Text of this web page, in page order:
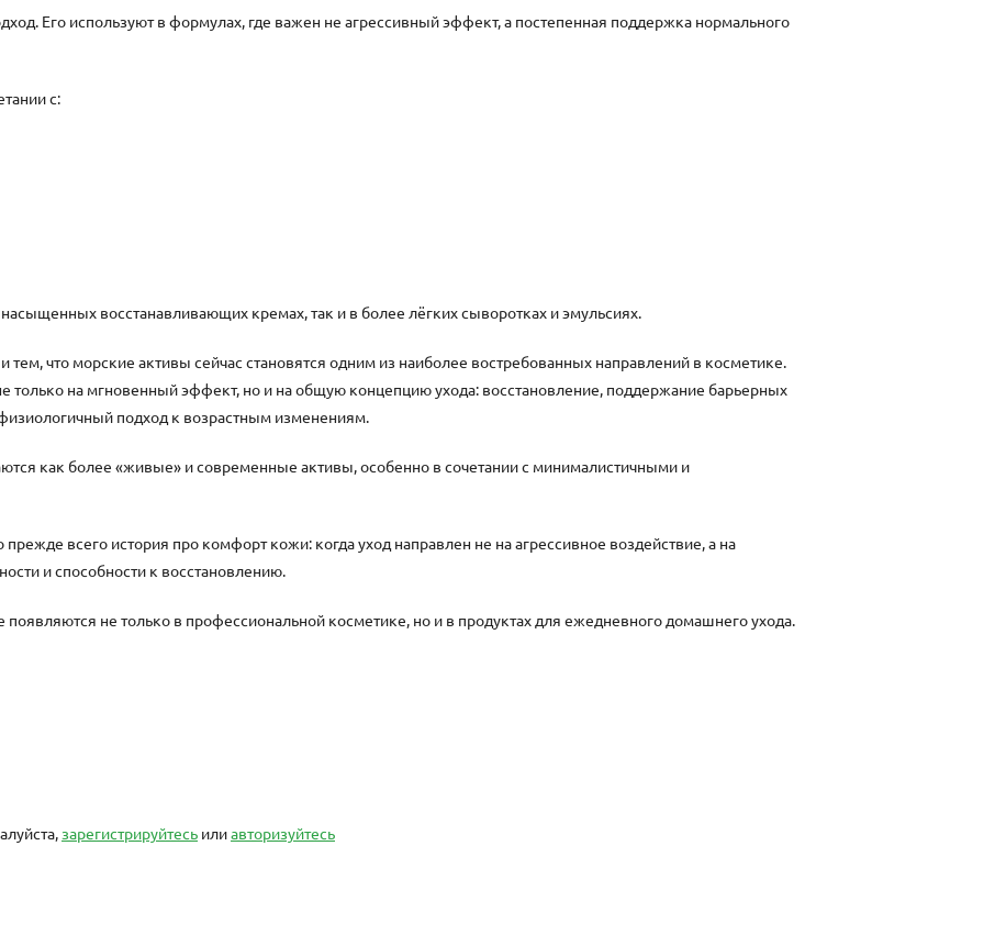
Его используют в формулах, где важен не агрессивный эффект, а постепенная поддержка нормального
с:
насыщенных восстанавливающих кремах, так и в более лёгких сыворотках и эмульсиях.
что морские активы сейчас становятся одним из наиболее востребованных направлений в косметике.
только на мгновенный эффект, но и на общую концепцию ухода: восстановление, поддержание барьерных
подход к возрастным изменениям.
как более «живые» и современные активы, особенно в сочетании с минималистичными и
всего история про комфорт кожи: когда уход направлен не на агрессивное воздействие, а на
и способности к восстановлению.
не только в профессиональной косметике, но и в продуктах для ежедневного домашнего ухода.
зарегистрируйтесь илиавторизуйтесь